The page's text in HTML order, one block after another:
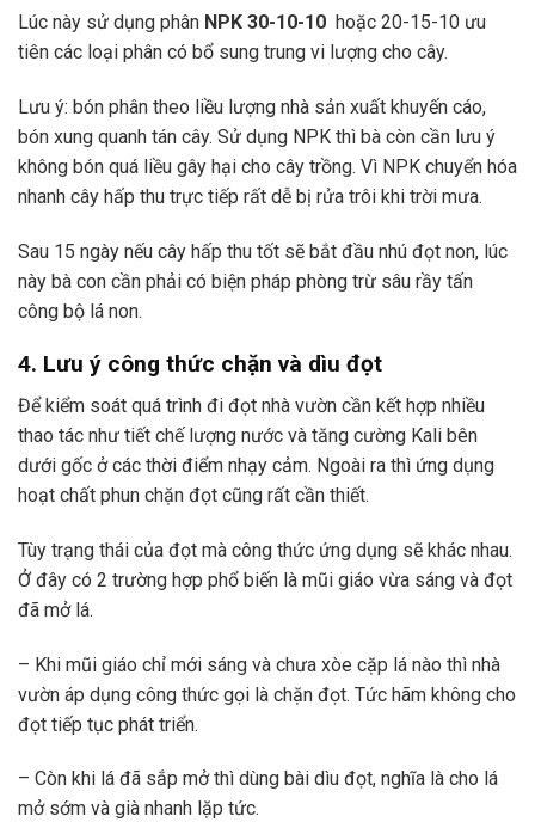
Lúc này sử dụng phân NPK 30-10-10 hoặc 20-15-10 ưu
tiên các loại phân có bổ sung trung vi lượng cho cây.
Lưu ý: bón phân theo liều lượng nhà sản xuất khuyến cáo,
bón xung quanh tán cây. Sử dụng NPK thì bà còn cần lưu ý
không bón quá liều gây hại cho cây trồng. Vì NPK chuyển hóa
nhanh cây hấp thu trực tiếp rất dễ bị rửa trôi khi trời mưa.
Sau 15 ngày nếu cây hấp thu tốt sẽ bắt đầu nhú đọt non, lúc
này bà con cần phải có biện pháp phòng trừ sâu rầy tấn
công bộ lá non.
4. Lưu ý công thức chặn và dìu đọt
Để kiểm soát quá trình đi đọt nhà vườn cần kết hợp nhiều
thao tác như tiết chế lượng nước và tăng cường Kali bên
dưới gốc ở các thời điểm nhạy cảm. Ngoài ra thì ứng dụng
hoạt chất phun chặn đọt cũng rất cần thiết.
Tùy trạng thái của đọt mà công thức ứng dụng sẽ khác nhau.
Ở đây có 2 trường hợp phổ biến là mũi giáo vừa sáng và đọt
đã mở lá.
– Khi mũi giáo chỉ mới sáng và chưa xòe cặp lá nào thì nhà
vườn áp dụng công thức gọi là chặn đọt. Tức hãm không cho
đọt tiếp tục phát triển.
– Còn khi lá đã sắp mở thì dùng bài dìu đọt, nghĩa là cho lá
mở sớm và già nhanh lặp tức.